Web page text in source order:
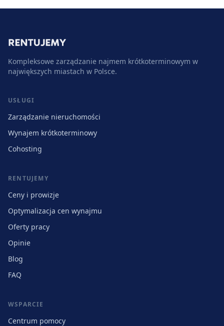
Kompleksowe zarządzanie najmem krótkoterminowym w
największych miastach w Polsce.
USŁUGI
Zarządzanie nieruchomości
Wynajem krótkoterminowy
Cohosting
RENTUJEMY
Ceny i prowizje
Optymalizacja cen wynajmu
Oferty pracy
Opinie
Blog
FAQ
WSPARCIE
Centrum pomocy